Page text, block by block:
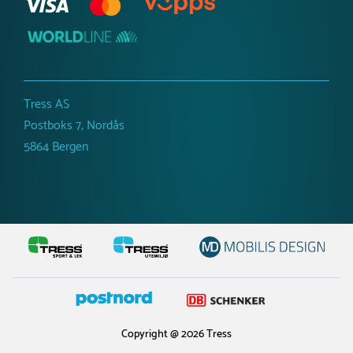
Tress AS
Postboks 7, Nordås
5864 Bergen
Copyright @ 2026 Tress